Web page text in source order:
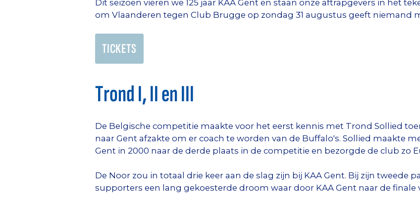
Dit seizoen vieren we 125 jaar KAA Gent en staan onze aftrapgevers in het
om Vlaanderen tegen Club Brugge op zondag 31 augustus geeft niemand
TICKETS
Trond I, II en III
De Belgische competitie maakte voor het eerst kennis met Trond Sollied
naar Gent afzakte om er coach te worden van de Buffalo's. Sollied maakte
Gent in 2000 naar de derde plaats in de competitie en bezorgde de club zo
De Noor zou in totaal drie keer aan de slag zijn bij KAA Gent. Bij zijn tweede
supporters een lang gekoesterde droom waar door KAA Gent naar de finale